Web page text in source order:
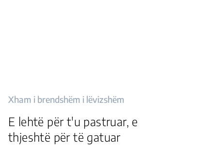
Xham i brendshëm i lëvizshëm
E lehtë për t'u pastruar, e
thjeshtë për të gatuar